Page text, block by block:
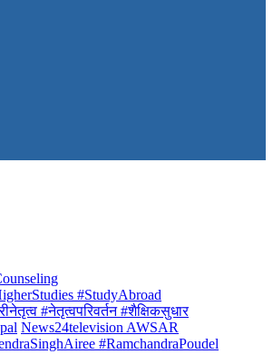
#StudyAbroad
#नेतृत्वपरिवर्तन #शैक्षिकसुधार
News24television AWSAR
#RamchandraPoudel